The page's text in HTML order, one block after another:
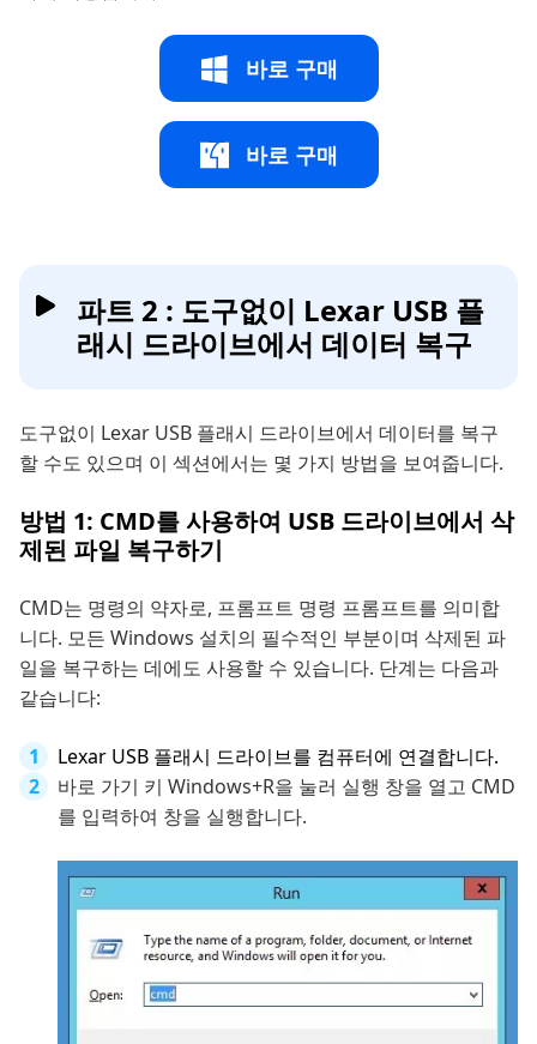
바로 구매
바로 구매
파트 2 : 도구없이 Lexar USB 플
래시 드라이브에서 데이터 복구
도구없이 Lexar USB 플래시 드라이브에서 데이터를 복구
할 수도 있으며 이 섹션에서는 몇 가지 방법을 보여줍니다.
방법 1: CMD를 사용하여 USB 드라이브에서 삭
제된 파일 복구하기
CMD는 명령의 약자로, 프롬프트 명령 프롬프트를 의미합
니다. 모든 Windows 설치의 필수적인 부분이며 삭제된 파
일을 복구하는 데에도 사용할 수 있습니다. 단계는 다음과
같습니다:
Lexar USB 플래시 드라이브를 컴퓨터에 연결합니다.
바로 가기 키 Windows+R을 눌러 실행 창을 열고 CMD
를 입력하여 창을 실행합니다.